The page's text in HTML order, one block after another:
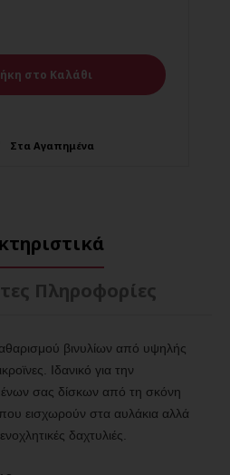
Στα Αγαπημένα
Πληροφορίες
βινυλίων από υψηλής
Ιδανικό για την
σας δίσκων από τη σκόνη
εισχωρούν στα αυλάκια αλλά
δαχτυλιές.